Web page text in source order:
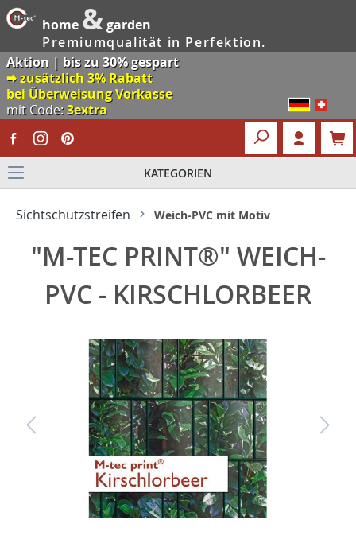
home &garden
Premiumqualität in Perfektion.
Aktion | bis zu 30% gespart
🠮 zusätzlich 3% Rabatt
bei Überweisung Vorkasse
mit Code:3extra
KATEGORIEN
Sichtschutzstreifen Weich-PVC mit Motiv
"M-TEC PRINT®" WEICH-
PVC - KIRSCHLORBEER